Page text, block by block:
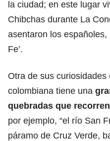
la ciudad; en este lugar
Chibchas durante La
asentaron los españoles,
Fe’.
Otra de sus curiosidades
colombiana tiene una
quebradas que
por ejemplo, “el río San
páramo de Cruz Verde,